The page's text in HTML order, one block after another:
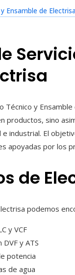
Ensamble de Electrisa
Técnico y
productos, sino
industrial. El
apoyadas por los
de
podemos
y VCF
y ATS
potencia
de agua